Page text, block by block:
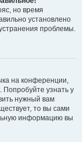
но время
установлено
проблемы.
на конференции,
узнать у
нужный вам
то вы сами
информацию вы